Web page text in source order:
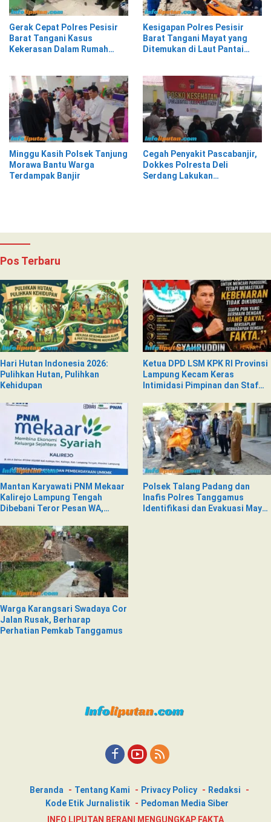
Gerak Cepat Polres Pesisir
Barat Tangani Kasus
Kekerasan Dalam Rumah
Kesigapan Polres Pesisir
Barat Tangani Mayat yang
Ditemukan di Laut Pantai
Minggu Kasih Polsek Tanjung
Morawa Bantu Warga
Terdampak Banjir
Cegah Penyakit Pascabanjir,
Dokkes Polresta Deli
Serdang Lakukan
Pos Terbaru
Hari Hutan Indonesia 2026:
Pulihkan Hutan, Pulihkan
Kehidupan
Ketua DPD LSM KPK RI Provinsi
Lampung Kecam Keras
Intimidasi Pimpinan dan Staf
Nad
Mantan Karyawati PNM Mekaar
Kalirejo Lampung Tengah
Dibebani Teror Pesan WA,
Polsek Talang Padang dan
Inafis Polres Tanggamus
Identifikasi dan Evakuasi Mayat
Warga Karangsari Swadaya Cor
Jalan Rusak, Berharap
Perhatian Pemkab Tanggamus
Beranda Tentang Kami Privacy Policy
Redaksi
Kode Etik Jurnalistik
Pedoman Media Siber
INFO LIPUTAN BERANI MENGUNGKAP FAKTA